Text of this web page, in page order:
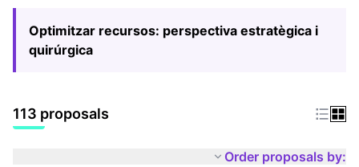
Optimitzar recursos: perspectiva estratègica i
quirúrgica
113 proposals
Order proposals by: